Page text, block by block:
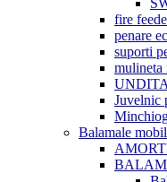
fire
penare
suporti
mulineta
Juvelnic
Balamale